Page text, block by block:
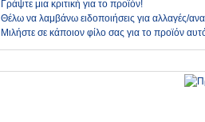
Γράψτε μια κριτική για το προϊόν!
Θέλω να λαμβάνω ειδοποιήσεις για αλλαγές/
Μιλήστε σε κάποιον φίλο σας για το προϊόν